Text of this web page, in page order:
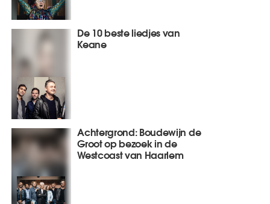
De 10 beste liedjes van
Keane
Achtergrond: Boudewijn de
Groot op bezoek in de
Westcoast van Haarlem